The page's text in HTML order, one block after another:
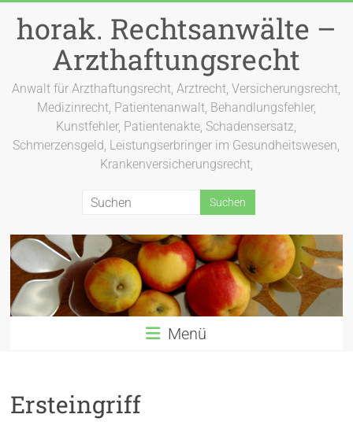
Inhalt
springen
horak. Rechtsanwälte –
Arzthaftungsrecht
Anwalt für Arzthaftungsrecht, Arztrecht, Versicherungsrecht,
Medizinrecht, Patientenanwalt, Behandlungsfehler,
Kunstfehler, Patientenakte, Schadensersatz,
Schmerzensgeld, Leistungserbringer im Gesundheitswesen,
Krankenversicherungsrecht,
Menü
Ersteingriff